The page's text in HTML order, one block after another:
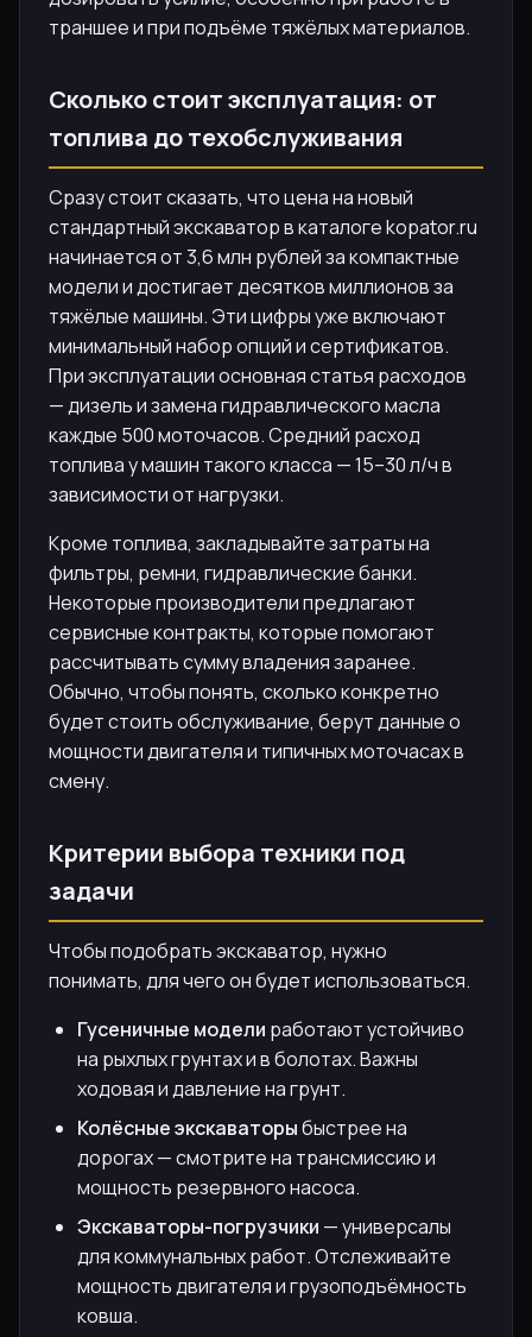
траншее и при подъёме тяжёлых материалов.
Сколько стоит эксплуатация: от
топлива до техобслуживания
Сразу стоит сказать, что цена на новый
стандартный экскаватор в каталоге kopator.ru
начинается от 3,6 млн рублей за компактные
модели и достигает десятков миллионов за
тяжёлые машины. Эти цифры уже включают
минимальный набор опций и сертификатов.
При эксплуатации основная статья расходов
— дизель и замена гидравлического масла
каждые 500 моточасов. Средний расход
топлива у машин такого класса — 15–30 л/ч в
зависимости от нагрузки.
Кроме топлива, закладывайте затраты на
фильтры, ремни, гидравлические банки.
Некоторые производители предлагают
сервисные контракты, которые помогают
рассчитывать сумму владения заранее.
Обычно, чтобы понять, сколько конкретно
будет стоить обслуживание, берут данные о
мощности двигателя и типичных моточасах в
смену.
Критерии выбора техники под
задачи
Чтобы подобрать экскаватор, нужно
понимать, для чего он будет использоваться.
Гусеничные модели работают устойчиво
на рыхлых грунтах и в болотах. Важны
ходовая и давление на грунт.
Колёсные экскаваторыбыстрее на
дорогах — смотрите на трансмиссию и
мощность резервного насоса.
Экскаваторы-погрузчики — универсалы
для коммунальных работ. Отслеживайте
мощность двигателя и грузоподъёмность
ковша.